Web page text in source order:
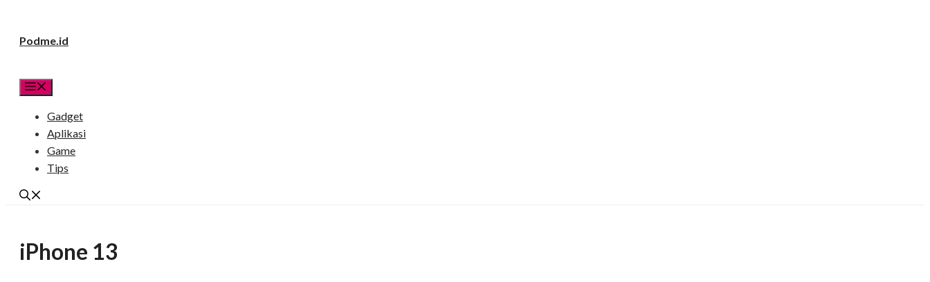
Podme.id
Gadget
Aplikasi
Game
Tips
iPhone 13